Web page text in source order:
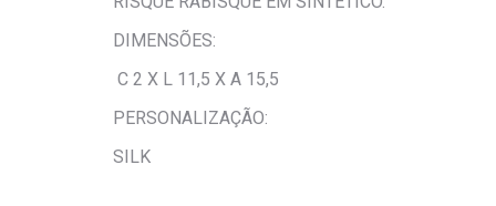
DIMENSÕES:
C 2 X L 11,5 X A 15,5
PERSONALIZAÇÃO:
SILK